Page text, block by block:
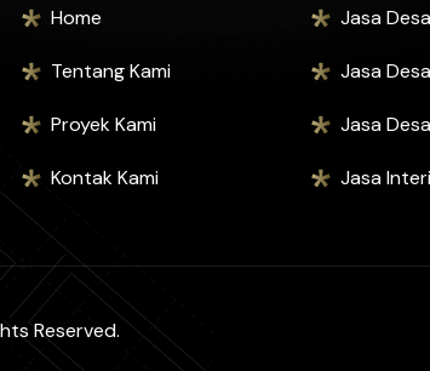
Home
Tentang Kami
Proyek Kami
Kontak Kami
Jasa
Jasa
Jasa
Jasa
Reserved.